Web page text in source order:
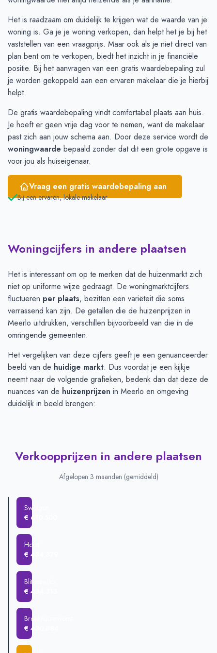
Januari
€ 420.000€ 482.525
Februari
€ 356.250 € 400.000
Maart
€ 364.833 € 400.000
April
€ 401.250 € 414.375
Mei
€ 423.312 € 414.375
Juni
€ 457.083 € 414.375
Het is raadzaam om duidelijk te krijgen wat de waarde van je
woning is. Ga je je woning verkopen, dan helpt het je bij het
vaststellen van een vraagprijs. Maar ook als je niet direct van
plan bent om te verkopen, biedt het inzicht in je financiële
positie. Bij het aanvragen van een gratis waardebepaling zul
je worden gekoppeld aan een ervaren makelaar die je hierbij
helpt.
De gratis waardebepaling vindt comfortabel plaats aan huis.
Je hoeft er geen vrije dag voor te nemen, want de makelaar
past zich aan jouw schema aan. Door deze service wordt de
woningwaarde bepaald zonder dat dit een grote opgave is
voor jou als huiseigenaar.
Vraag een gratis waardebepaling aan
Bij een ervaren, lokale makelaar
Woningcijfers in andere plaatsen
Het is interessant om op te merken dat de huizenmarkt zich
niet op uniforme wijze gedraagt. De woningmarktcijfers
fluctueren per plaats, bezitten een variëteit die soms
verrassend kan zijn. De getallen die de huizenprijzen in
Meerlo uitdrukken, verschillen bijvoorbeeld van die in de
omringende gemeenten.
Het vergelijken van deze cijfers geeft je een genuanceerder
beeld van de huidige markt. Dus voordat je een kijkje
neemt naar de volgende grafieken, bedenk dan dat deze de
nuances van de huizenprijzen in Meerlo en omgeving
duidelijk in beeld brengen:
Verkoopprijzen in andere plaatsen
Afgelopen 3 maanden (gemiddeld)
Swolgen
€ 610.500
Horst
€ 434.379
Blitterswijck
€ 434.313
Broekhuizenvorst
€ 430.884